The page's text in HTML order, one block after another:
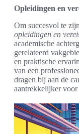
Opleidingen en
Om succesvol te
opleidingen en
academische
gerelateerd
en praktische
van een
dragen bij aan de
aantrekkelijker voor